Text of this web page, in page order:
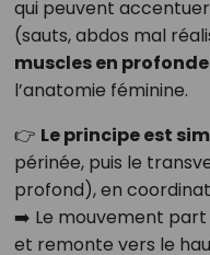
qui peuvent
(sauts, abdos mal
muscles en
l’anatomie féminine.
👉 Le principe est
périnée, puis le
profond), en
➡️ Le mouvement
et remonte vers le